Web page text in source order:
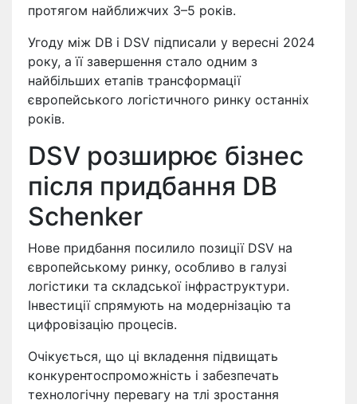
протягом найближчих 3–5 років.
Угоду між DB і DSV підписали у вересні 2024
року, а її завершення стало одним з
найбільших етапів трансформації
європейського логістичного ринку останніх
років.
DSV розширює бізнес
після придбання DB
Schenker
Нове придбання посилило позиції DSV на
європейському ринку, особливо в галузі
логістики та складської інфраструктури.
Інвестиції спрямують на модернізацію та
цифровізацію процесів.
Очікується, що ці вкладення підвищать
конкурентоспроможність і забезпечать
технологічну перевагу на тлі зростання